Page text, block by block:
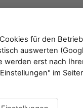
für den
auswerten
werden erst nach
im